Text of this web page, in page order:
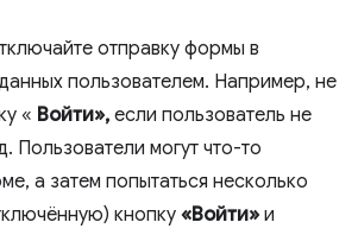
отправку формы в
пользователем. Например, не
« Войти», если пользователь не
Пользователи могут что-то
а затем попытаться несколько
кнопку «Войти» и